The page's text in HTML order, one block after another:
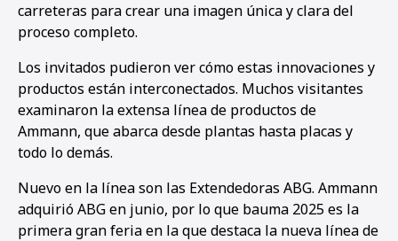
1 2345 67 8910111213141516
carreteras para crear una imagen única y clara del
proceso completo.
Los invitados pudieron ver cómo estas innovaciones y
productos están interconectados. Muchos visitantes
examinaron la extensa línea de productos de
Ammann, que abarca desde plantas hasta placas y
todo lo demás.
Nuevo en la línea son las Extendedoras ABG. Ammann
adquirió ABG en junio, por lo que bauma 2025 es la
primera gran feria en la que destaca la nueva línea de